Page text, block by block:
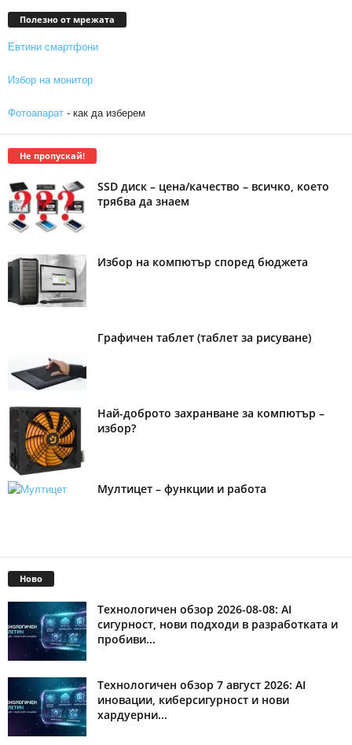
Полезно от мрежата
Евтини смартфони
Избор на монитор
Фотоапарат - как да изберем
Не пропускай!
SSD диск – цена/качество – всичко, което
трябва да знаем
Избор на компютър според бюджета
Графичен таблет (таблет за рисуване)
Най-доброто захранване за компютър –
избор?
Мултицет – функции и работа
Ново
Технологичен обзор 2026-08-08: AI
сигурност, нови подходи в разработката и
пробиви...
Технологичен обзор 7 август 2026: AI
иновации, киберсигурност и нови
хардуерни...